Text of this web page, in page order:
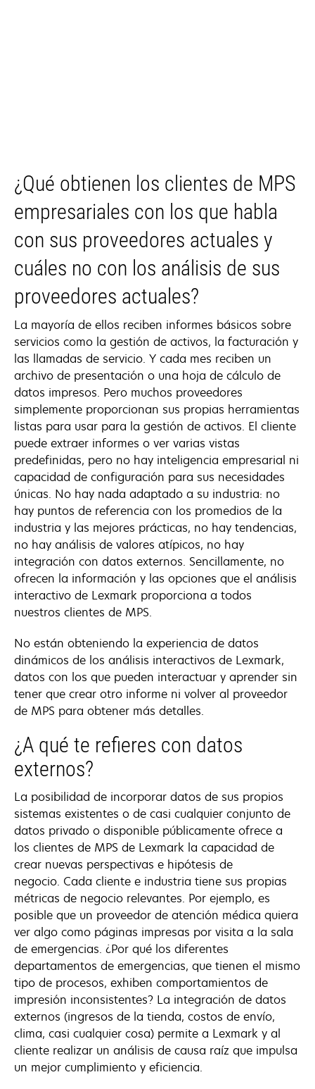
¿Qué obtienen los clientes de MPS
empresariales con los que habla
con sus proveedores actuales y
cuáles no con los análisis de sus
proveedores actuales?
La mayoría de ellos reciben informes básicos sobre
servicios como la gestión de activos, la facturación y
las llamadas de servicio. Y cada mes reciben un
archivo de presentación o una hoja de cálculo de
datos impresos. Pero muchos proveedores
simplemente proporcionan sus propias herramientas
listas para usar para la gestión de activos. El cliente
puede extraer informes o ver varias vistas
predefinidas, pero no hay inteligencia empresarial ni
capacidad de configuración para sus necesidades
únicas. No hay nada adaptado a su industria: no
hay puntos de referencia con los promedios de la
industria y las mejores prácticas, no hay tendencias,
no hay análisis de valores atípicos, no hay
integración con datos externos. Sencillamente, no
ofrecen la información y las opciones que el análisis
interactivo de Lexmark proporciona a todos
nuestros clientes de MPS.
No están obteniendo la experiencia de datos
dinámicos de los análisis interactivos de Lexmark,
datos con los que pueden interactuar y aprender sin
tener que crear otro informe ni volver al proveedor
de MPS para obtener más detalles.
¿A qué te refieres con datos
externos?
La posibilidad de incorporar datos de sus propios
sistemas existentes o de casi cualquier conjunto de
datos privado o disponible públicamente ofrece a
los clientes de MPS de Lexmark la capacidad de
crear nuevas perspectivas e hipótesis de
negocio. Cada cliente e industria tiene sus propias
métricas de negocio relevantes. Por ejemplo, es
posible que un proveedor de atención médica quiera
ver algo como páginas impresas por visita a la sala
de emergencias. ¿Por qué los diferentes
departamentos de emergencias, que tienen el mismo
tipo de procesos, exhiben comportamientos de
impresión inconsistentes? La integración de datos
externos (ingresos de la tienda, costos de envío,
clima, casi cualquier cosa) permite a Lexmark y al
cliente realizar un análisis de causa raíz que impulsa
un mejor cumplimiento y eficiencia.